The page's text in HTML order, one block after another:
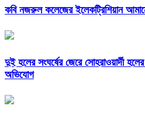
কবি নজরুল কলেজের ইলেকট্রিশিয়ান
দুই হলের সংঘর্ষের জেরে সোহরাওয়ার্দী
অভিযোগ